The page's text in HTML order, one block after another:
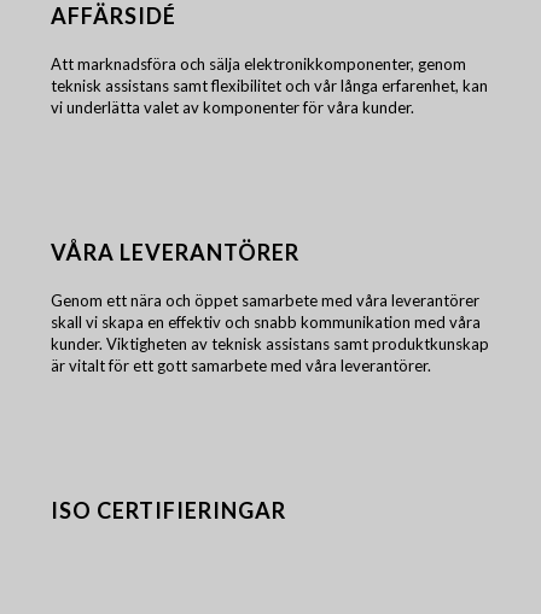
AFFÄRSIDÉ
Att marknadsföra och sälja elektronikkomponenter, genom
teknisk assistans samt flexibilitet och vår långa erfarenhet, kan
vi underlätta valet av komponenter för våra kunder.
VÅRA LEVERANTÖRER
Genom ett nära och öppet samarbete med våra leverantörer
skall vi skapa en effektiv och snabb kommunikation med våra
kunder. Viktigheten av teknisk assistans samt produktkunskap
är vitalt för ett gott samarbete med våra leverantörer.
ISO CERTIFIERINGAR